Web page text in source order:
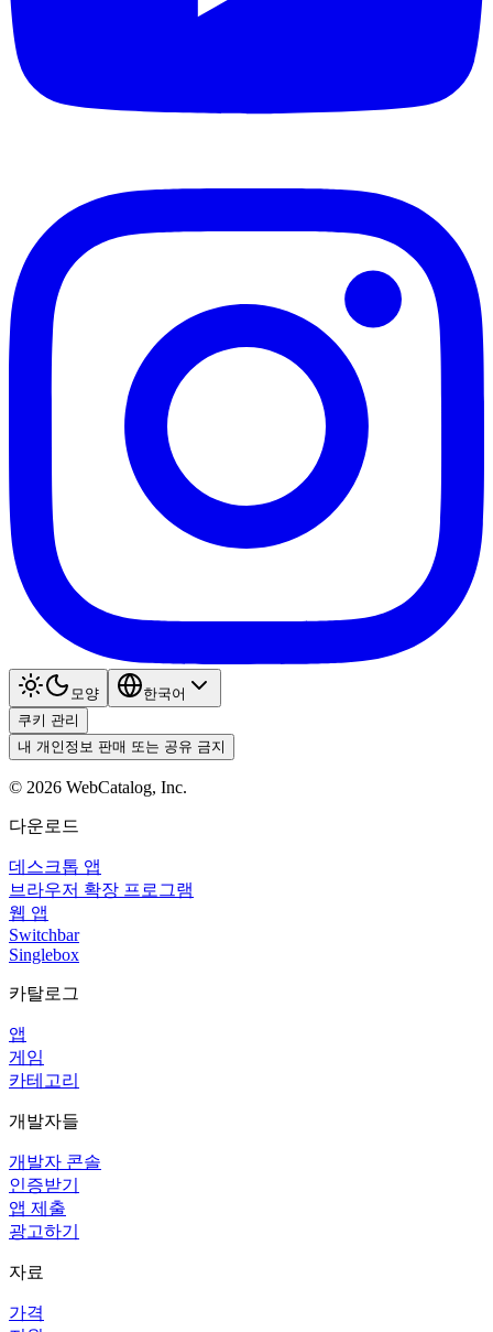
모양
한국어
쿠키 관리
내 개인정보 판매 또는 공유 금지
© 2026 WebCatalog, Inc.
다운로드
데스크톱 앱
브라우저 확장 프로그램
웹 앱
Switchbar
Singlebox
카탈로그
앱
게임
카테고리
개발자들
개발자 콘솔
인증받기
앱 제출
광고하기
자료
가격